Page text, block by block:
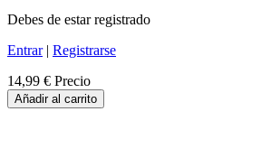
Debes de estar registrado
Entrar| Registrarse
14,99 € Precio
Añadir al carrito